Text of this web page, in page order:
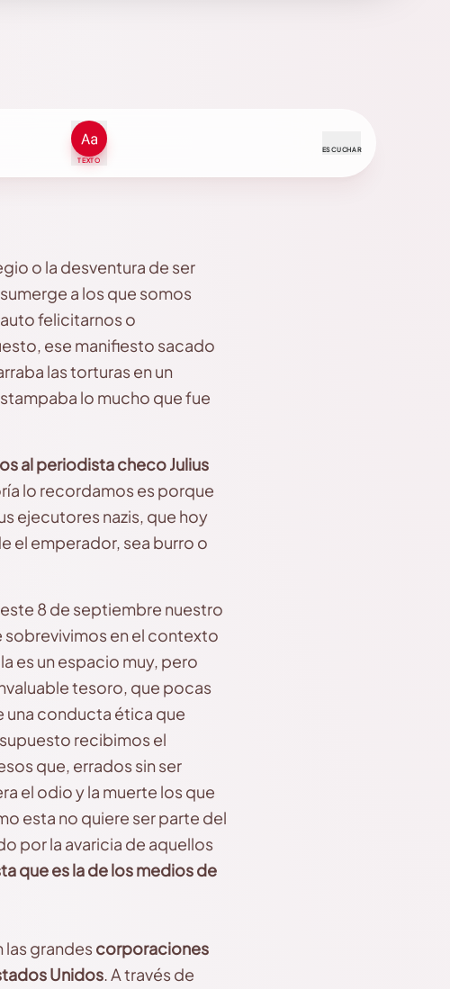
TEXTO
ESCUCHAR
o la desventura de ser
a los que somos
felicitarnos o
ese manifiesto sacado
las torturas en un
lo mucho que fue
al periodista checo Julius
lo recordamos es porque
ejecutores nazis, que hoy
el emperador, sea burro o
8 de septiembre nuestro
sobrevivimos en el contexto
es un espacio muy, pero
tesoro, que pocas
una conducta ética que
recibimos el
que, errados sin ser
el odio y la muerte los que
esta no quiere ser parte del
por la avaricia de aquellos
que es la de los medios de
las grandescorporaciones
Unidos. A través de